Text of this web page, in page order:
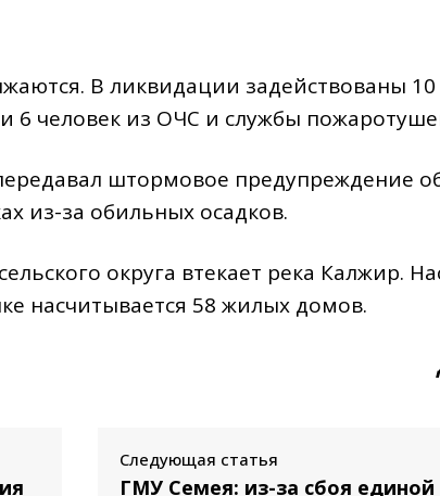
В ликвидации задействованы 10
6 человек из ОЧС и службы
штормовое предупреждение
из-за обильных осадков.
округа втекает река Калжир.
насчитывается 58 жилых домов.
Следующая статья
ГМУ Семея: из-за сбоя